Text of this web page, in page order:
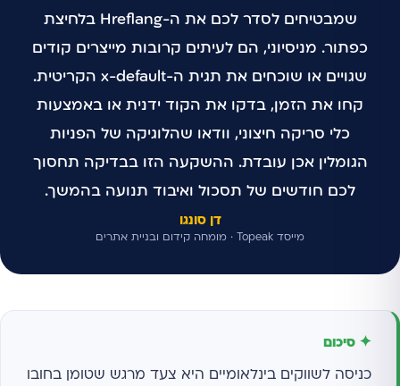
שמבטיחים לסדר לכם את ה-Hreflang בלחיצת
כפתור. מניסיוני, הם לעיתים קרובות מייצרים קודים
שגויים או שוכחים את תגית ה-x-default הקריטית.
קחו את הזמן, בדקו את הקוד ידנית או באמצעות
כלי סריקה חיצוני, וודאו שהלוגיקה של הפניות
הגומלין אכן עובדת. ההשקעה הזו בבדיקה תחסוך
לכם חודשים של תסכול ואיבוד תנועה בהמשך.
דן סונגו
מייסד Topeak · מומחה קידום ובניית אתרים
✦ סיכום
כניסה לשווקים בינלאומיים היא צעד מרגש שטומן בחובו